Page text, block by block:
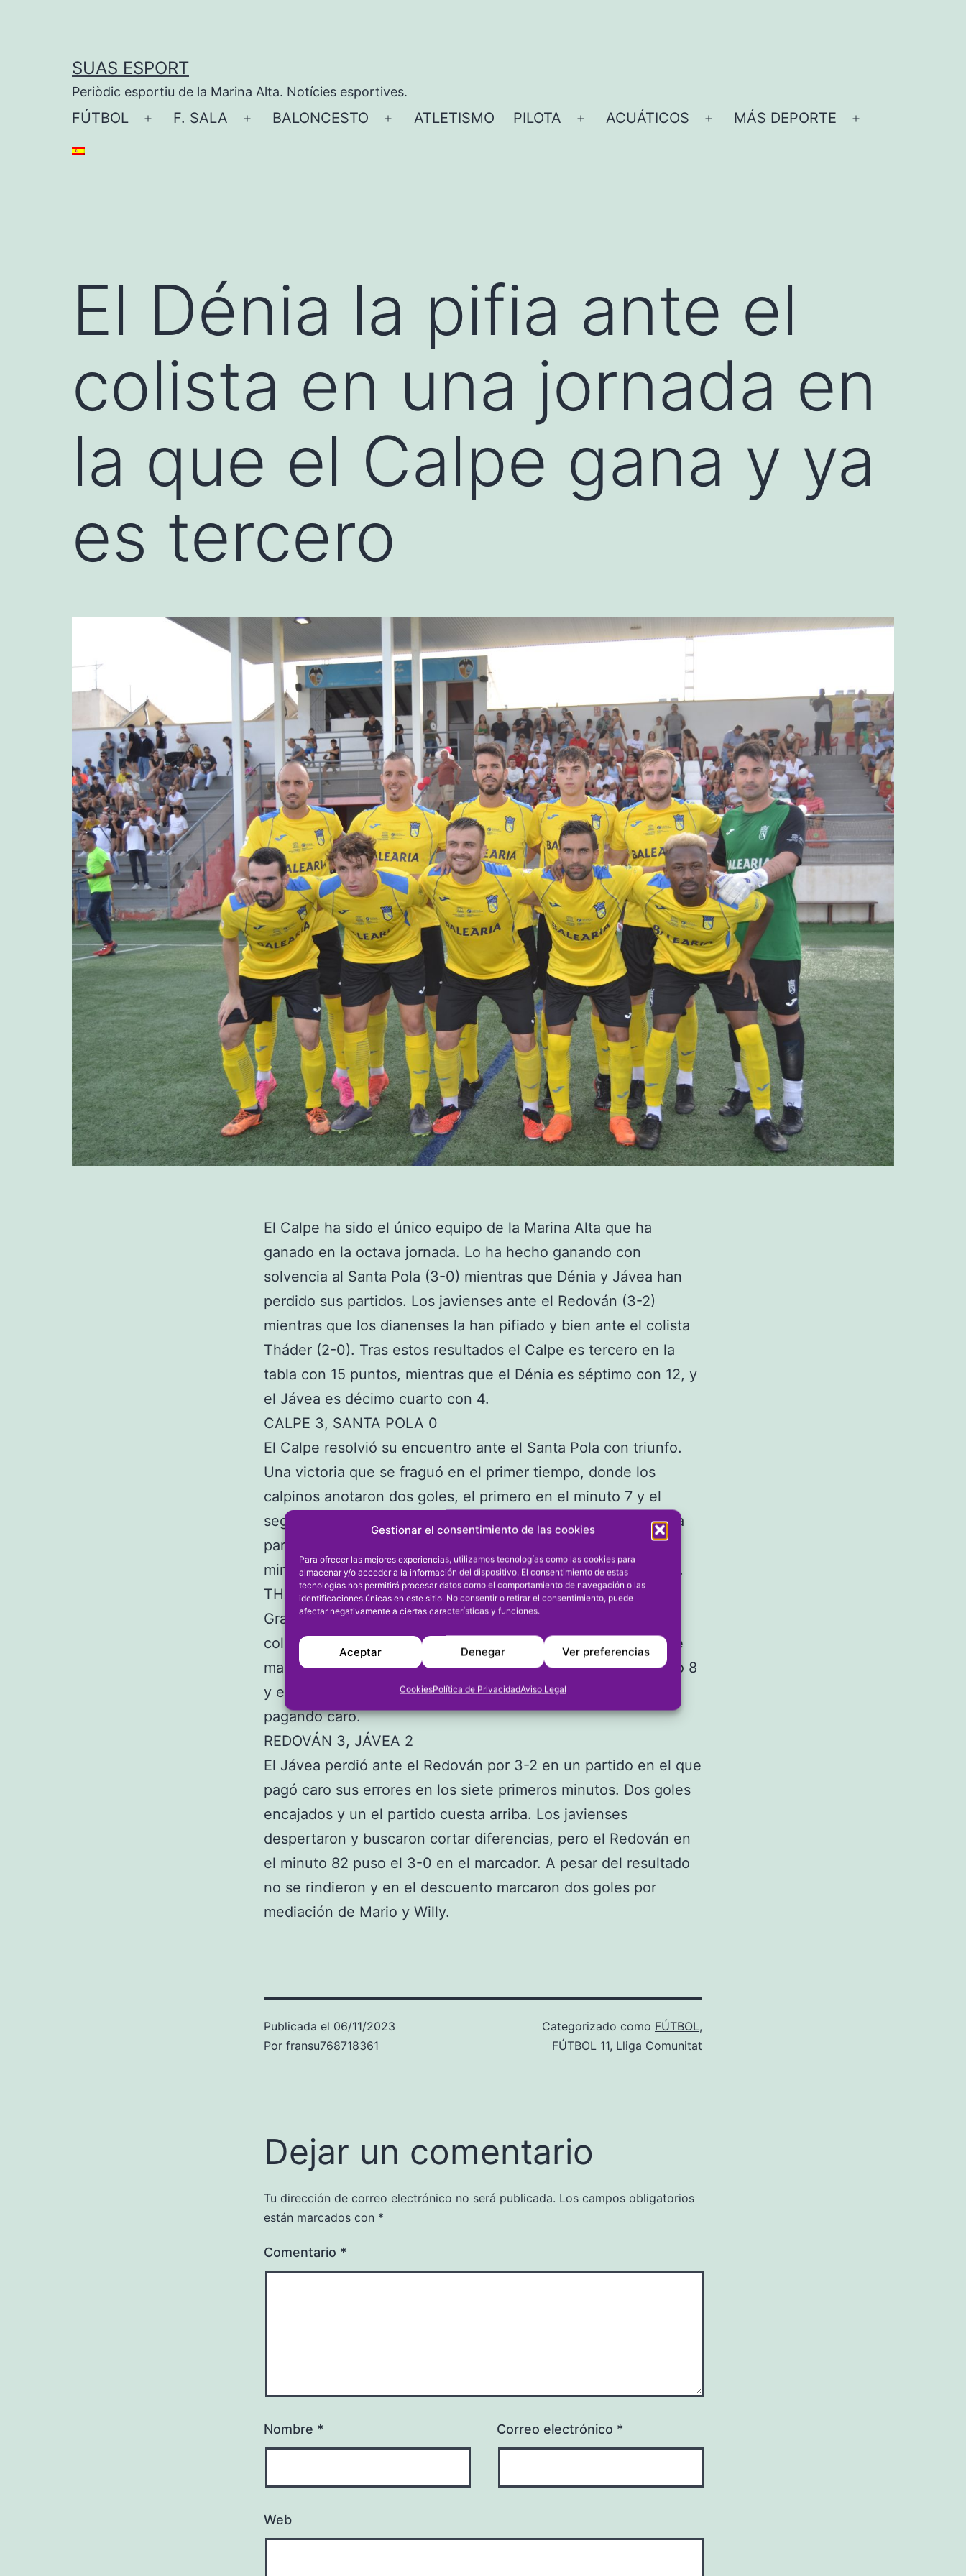
Gestionar el consentimiento de las cookies
Para ofrecer las mejores experiencias, utilizamos tecnologías como las cookies para
almacenar y/o acceder a la información del dispositivo. El consentimiento de estas
tecnologías nos permitirá procesar datos como el comportamiento de navegación o las
identificaciones únicas en este sitio. No consentir o retirar el consentimiento, puede
afectar negativamente a ciertas características y funciones.
Aceptar Denegar Ver preferencias
CookiesPolítica de PrivacidadAviso Legal
SUAS ESPORT
Periòdic esportiu de la Marina Alta. Notícies esportives.
FÚTBOL
Abrir
F. SALA
Abrir
BALONCESTO
Abrir
ATLETISMO PILOTA
Abrir
ACUÁTICOS
Abrir
MÁS DEPORTE
El Dénia la pifia ante el
colista en una jornada en
la que el Calpe gana y ya
es tercero
El Calpe ha sido el único equipo de la Marina Alta que ha
ganado en la octava jornada. Lo ha hecho ganando con
solvencia al Santa Pola (3-0) mientras que Dénia y Jávea han
perdido sus partidos. Los javienses ante el Redován (3-2)
mientras que los dianenses la han pifiado y bien ante el colista
Tháder (2-0). Tras estos resultados el Calpe es tercero en la
tabla con 15 puntos, mientras que el Dénia es séptimo con 12, y
el Jávea es décimo cuarto con 4.
CALPE 3, SANTA POLA 0
El Calpe resolvió su encuentro ante el Santa Pola con triunfo.
Una victoria que se fraguó en el primer tiempo, donde los
calpinos anotaron dos goles, el primero en el minuto 7 y el
segundo en el 42, ambos marcados por Álvaro. En la segunda
parte, los calpinos siguieron controlando a su rival y en el
minuto 69 sentenciaron el partido con el 3-0 que puso David.
THÁDER 2, DÉNIA 0
Gran pifiada del Dénia en Rojales donde perdió 2-0 con el
colista. Los dianenses se vieron sorprendidos por un rival que
marcó sus goles en momentos claves. El primero en el minuto 8
y el segundo en el 86. Los errores defensivos los terminó
pagando caro.
REDOVÁN 3, JÁVEA 2
El Jávea perdió ante el Redován por 3-2 en un partido en el que
pagó caro sus errores en los siete primeros minutos. Dos goles
encajados y un el partido cuesta arriba. Los javienses
despertaron y buscaron cortar diferencias, pero el Redován en
el minuto 82 puso el 3-0 en el marcador. A pesar del resultado
no se rindieron y en el descuento marcaron dos goles por
mediación de Mario y Willy.
Publicada el 06/11/2023
Por fransu768718361
Categorizado como FÚTBOL,
FÚTBOL 11, Lliga Comunitat
Dejar un comentario
Tu dirección de correo electrónico no será publicada. Los campos obligatorios
están marcados con *
Comentario *
Nombre * Correo electrónico *
Web